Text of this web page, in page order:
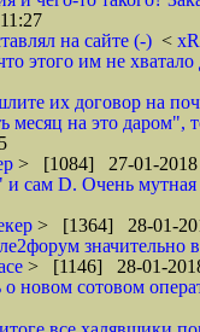
на сайте (-) <
этого им не
их договор на
месяц на это даром",
> [1084] 27-01-2018
сам D. Очень
> [1364] 28-01-
> [1146] 28-01-
новом сотовом